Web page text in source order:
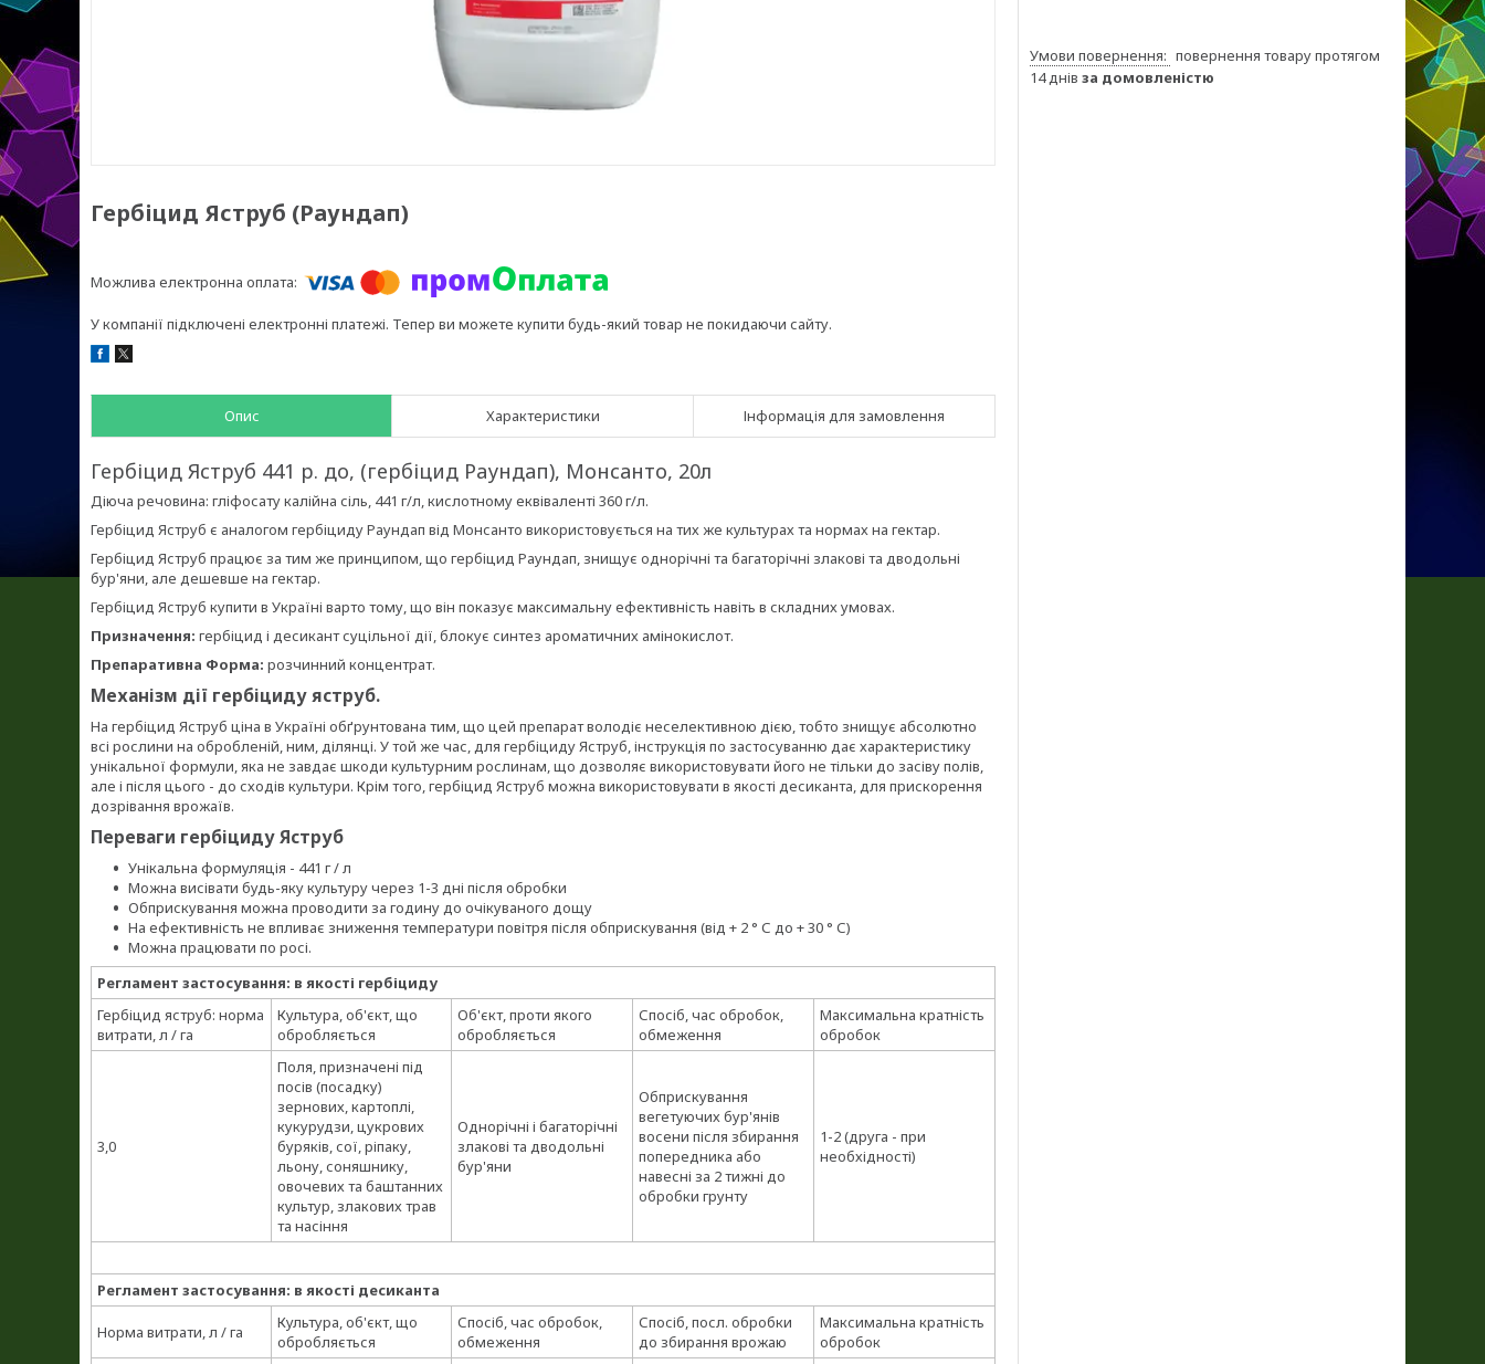
Гербіцид Яструб (Раундап)
У компанії підключені електронні платежі. Тепер ви можете купити будь-який товар не покидаючи сайту.
Опис Характеристики Інформація для замовлення
Гербіцид Яструб 441 р. до, (гербіцид Раундап), Монсанто, 20л
Діюча речовина: гліфосату калійна сіль, 441 г/л, кислотному еквіваленті 360 г/л.
Гербіцид Яструб є аналогом гербіциду Раундап від Монсанто використовується на тих же культурах та нормах на гектар.
Гербіцид Яструб працює за тим же принципом, що гербіцид Раундап, знищує однорічні та багаторічні злакові та дводольні
бур'яни, але дешевше на гектар.
Гербіцид Яструб купити в Україні варто тому, що він показує максимальну ефективність навіть в складних умовах.
Призначення: гербіцид і десикант суцільної дії, блокує синтез ароматичних амінокислот.
Препаративна Форма: розчинний концентрат.
Механізм дії гербіциду яструб.
На гербіцид Яструб ціна в Україні обґрунтована тим, що цей препарат володіє неселективною дією, тобто знищує абсолютно
всі рослини на обробленій, ним, ділянці. У той же час, для гербіциду Яструб, інструкція по застосуванню дає характеристику
унікальної формули, яка не завдає шкоди культурним рослинам, що дозволяє використовувати його не тільки до засіву полів,
але і після цього - до сходів культури. Крім того, гербіцид Яструб можна використовувати в якості десиканта, для прискорення
дозрівання врожаїв.
Переваги гербіциду Яструб
Унікальна формуляція - 441 г / л
Можна висівати будь-яку культуру через 1-3 дні після обробки
Обприскування можна проводити за годину до очікуваного дощу
На ефективність не впливає зниження температури повітря після обприскування (від + 2 ° С до + 30 ° С)
Можна працювати по росі.
Регламент застосування: в якості гербіциду
Гербіцид яструб: норма
витрати, л / га
Культура, об'єкт, що
обробляється
Об'єкт, проти якого
обробляється
Спосіб, час обробок,
обмеження
Максимальна кратність
обробок
3,0
Поля, призначені під
посів (посадку)
зернових, картоплі,
кукурудзи, цукрових
буряків, сої, ріпаку,
льону, соняшнику,
овочевих та баштанних
культур, злакових трав
та насіння
Однорічні і багаторічні
злакові та дводольні
бур'яни
Обприскування
вегетуючих бур'янів
восени після збирання
попередника або
навесні за 2 тижні до
обробки грунту
1-2 (друга - при
необхідності)
Регламент застосування: в якості десиканта
Норма витрати, л / га
Культура, об'єкт, що
обробляється
Спосіб, час обробок,
обмеження
Спосіб, посл. обробки
до збирання врожаю
Максимальна кратність
обробок
повернення товару протягом
14 днів за домовленістю